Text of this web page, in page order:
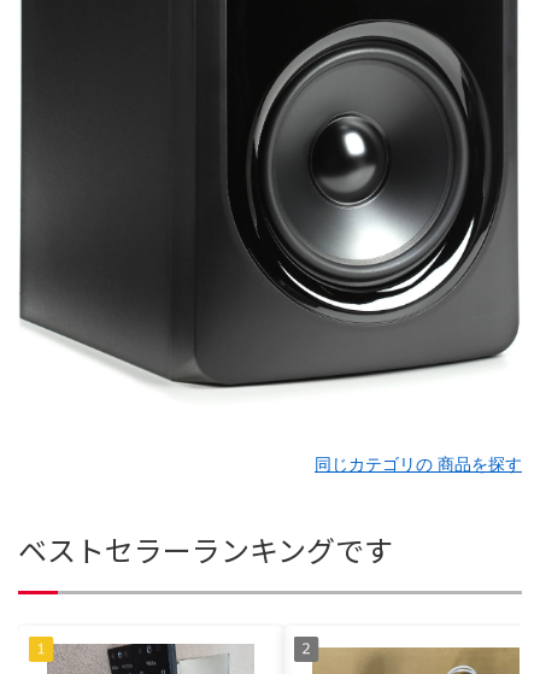
同じカテゴリの 商品を探す
ベストセラーランキングです